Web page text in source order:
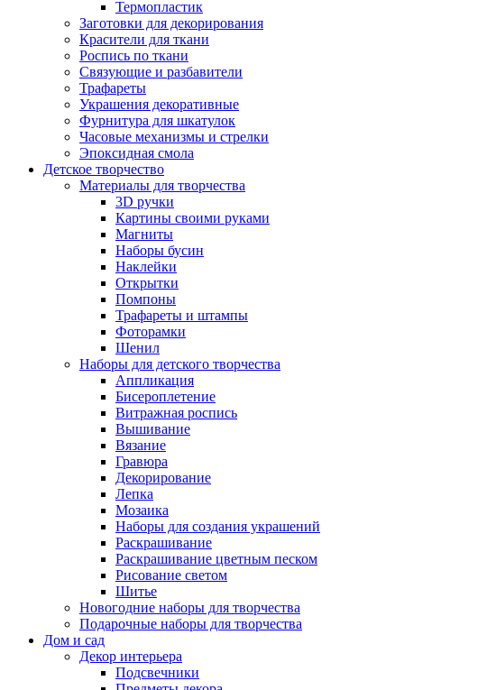
Термопластик
Заготовки для декорирования
Красители для ткани
Роспись по ткани
Связующие и разбавители
Трафареты
Украшения декоративные
Фурнитура для шкатулок
Часовые механизмы и стрелки
Эпоксидная смола
Детское творчество
Материалы для творчества
3D ручки
Картины своими руками
Магниты
Наборы бусин
Наклейки
Открытки
Помпоны
Трафареты и штампы
Фоторамки
Шенил
Наборы для детского творчества
Аппликация
Бисероплетение
Витражная роспись
Вышивание
Вязание
Гравюра
Декорирование
Лепка
Мозаика
Наборы для создания украшений
Раскрашивание
Раскрашивание цветным песком
Рисование светом
Шитье
Новогодние наборы для творчества
Подарочные наборы для творчества
Дом и сад
Декор интерьера
Подсвечники